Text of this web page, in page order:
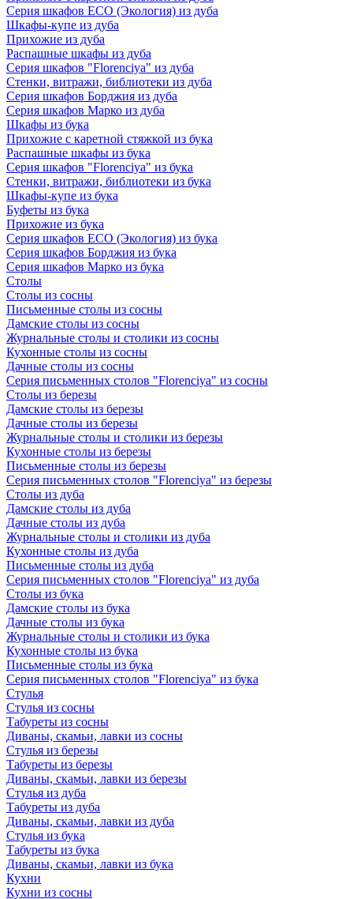
Серия шкафов ECO (Экология) из дуба
Шкафы-купе из дуба
Прихожие из дуба
Распашные шкафы из дуба
Серия шкафов "Florenciya" из дуба
Стенки, витражи, библиотеки из дуба
Серия шкафов Борджия из дуба
Серия шкафов Марко из дуба
Шкафы из бука
Прихожие с каретной стяжкой из бука
Распашные шкафы из бука
Серия шкафов "Florenciya" из бука
Стенки, витражи, библиотеки из бука
Шкафы-купе из бука
Буфеты из бука
Прихожие из бука
Серия шкафов ECO (Экология) из бука
Серия шкафов Борджия из бука
Серия шкафов Марко из бука
Столы
Столы из сосны
Письменные столы из сосны
Дамские столы из сосны
Журнальные столы и столики из сосны
Кухонные столы из сосны
Дачные столы из сосны
Серия письменных столов "Florenciya" из сосны
Столы из березы
Дамские столы из березы
Дачные столы из березы
Журнальные столы и столики из березы
Кухонные столы из березы
Письменные столы из березы
Серия письменных столов "Florenciya" из березы
Столы из дуба
Дамские столы из дуба
Дачные столы из дуба
Журнальные столы и столики из дуба
Кухонные столы из дуба
Письменные столы из дуба
Серия письменных столов "Florenciya" из дуба
Столы из бука
Дамские столы из бука
Дачные столы из бука
Журнальные столы и столики из бука
Кухонные столы из бука
Письменные столы из бука
Серия письменных столов "Florenciya" из бука
Стулья
Стулья из сосны
Табуреты из сосны
Диваны, скамьи, лавки из сосны
Стулья из березы
Табуреты из березы
Диваны, скамьи, лавки из березы
Стулья из дуба
Табуреты из дуба
Диваны, скамьи, лавки из дуба
Стулья из бука
Табуреты из бука
Диваны, скамьи, лавки из бука
Кухни
Кухни из сосны